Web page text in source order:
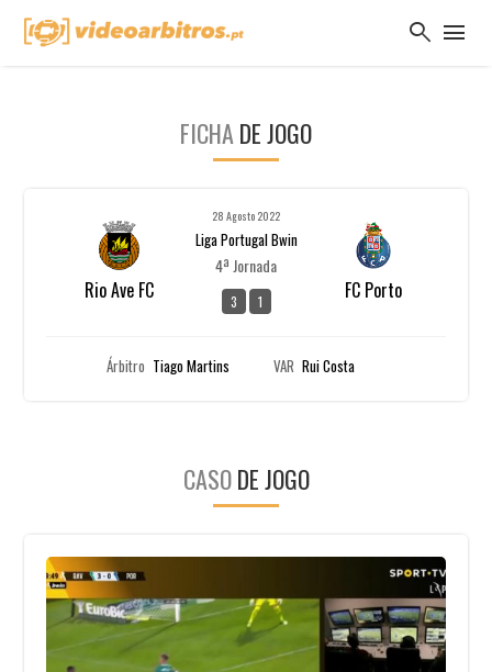
search menu
FICHA DE JOGO
Rio Ave FC
28 Agosto 2022
Liga Portugal Bwin
4ª Jornada
3 1 FC Porto
Árbitro Tiago Martins VAR Rui Costa
CASODE JOGO